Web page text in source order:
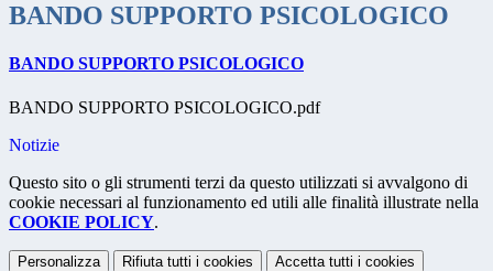
BANDO SUPPORTO PSICOLOGICO
BANDO SUPPORTO PSICOLOGICO
BANDO SUPPORTO PSICOLOGICO.pdf
Notizie
Questo sito o gli strumenti terzi da questo utilizzati si avvalgono di
cookie necessari al funzionamento ed utili alle finalità illustrate nella
COOKIE POLICY.
Personalizza Rifiuta tutti i cookies Accetta tutti i cookies